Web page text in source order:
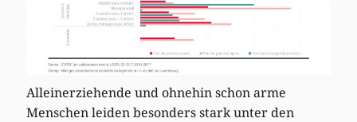
Alleinerziehende und ohnehin schon arme
Menschen leiden besonders stark unter den